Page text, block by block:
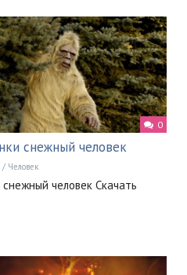
0
снежный человек
/ Человек
человек Скачать